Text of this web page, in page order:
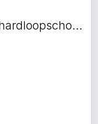
Altra Altra FWD Experience hardloopschoenen oranje